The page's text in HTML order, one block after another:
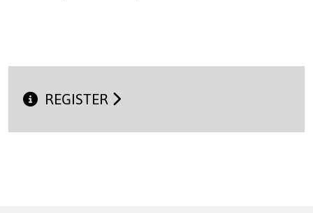
REGISTER